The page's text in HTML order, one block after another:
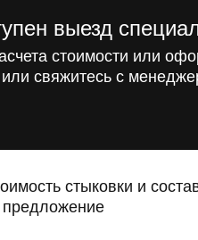
выезд
стоимости или
или свяжитесь с
стыковки и
предложение